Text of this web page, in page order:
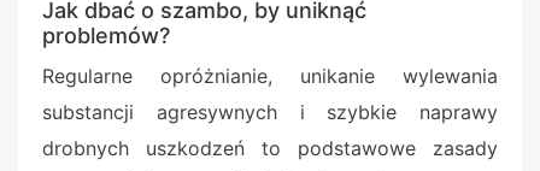
Jak dbać o szambo, by uniknąć
problemów?
Regularne opróżnianie, unikanie wylewania
substancji agresywnych i szybkie naprawy
drobnych uszkodzeń to podstawowe zasady